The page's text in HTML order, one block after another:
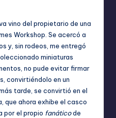
vino del propietario de una
Workshop. Se acercó a
y, sin rodeos, me entregó
miniaturas
no pude evitar firmar
convirtiéndolo en un
tarde, se convirtió en el
que ahora exhibe el casco
por el propio fanáticode